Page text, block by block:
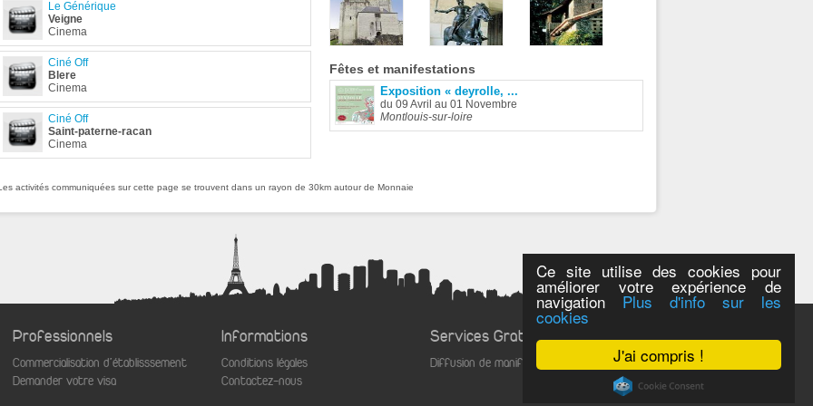
J'ai compris !
Ce site utilise des cookies pour
améliorer votre expérience de
navigation Plus d'info sur les
cookies
Le Générique
Veigne
Cinema
Ciné Off
Blere
Cinema
Ciné Off
Saint-paterne-racan
Cinema
Fêtes et manifestations
Exposition « deyrolle, ...
du 09 Avril au 01 Novembre
Montlouis-sur-loire
activités communiquées sur cette page se trouvent dans un rayon de 30km autour de Monnaie
Professionnels
Commercialisation d'établisssement
Demander votre visa
Informations
Conditions légales
Contactez-nous
Services Gratuits
Diffusion de manifestations